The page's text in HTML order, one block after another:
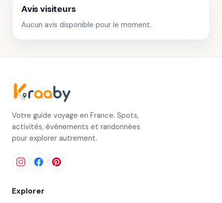
Avis visiteurs
Aucun avis disponible pour le moment.
Votre guide voyage en France. Spots,
activités, événements et randonnées
pour explorer autrement.
Explorer